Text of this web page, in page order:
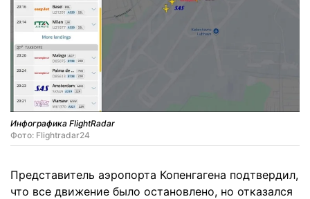
Инфографика FlightRadar
Фото: Flightradar24
Представитель аэропорта Копенгагена подтвердил,
что все движение было остановлено, но отказался